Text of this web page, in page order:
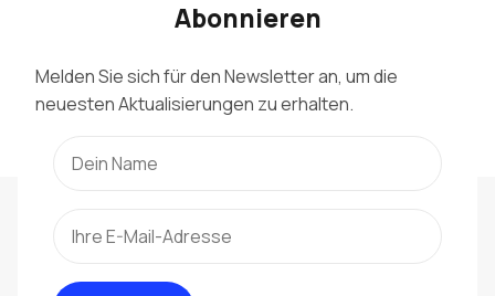
Abonnieren
Melden Sie sich für den Newsletter an, um die
neuesten Aktualisierungen zu erhalten.